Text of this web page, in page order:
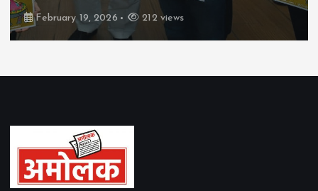
February 19, 2026 163 views